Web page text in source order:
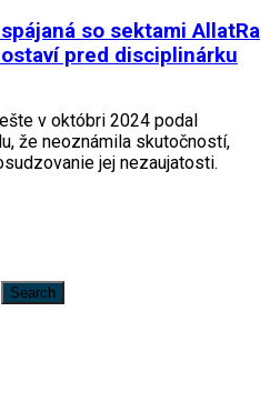
so sektami AllatRa
pred disciplinárku
v októbri 2024 podal
že neoznámila skutočností,
jej nezaujatosti.